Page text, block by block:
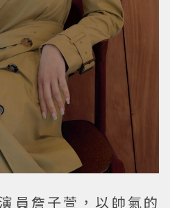
員詹子萱，以帥氣的